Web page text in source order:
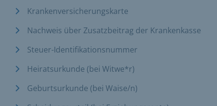
Krankenversicherungskarte
Nachweis über Zusatzbeitrag der Krankenkasse
Steuer-Identifikationsnummer
Heiratsurkunde (bei Witwe*r)
Geburtsurkunde (bei Waise/n)